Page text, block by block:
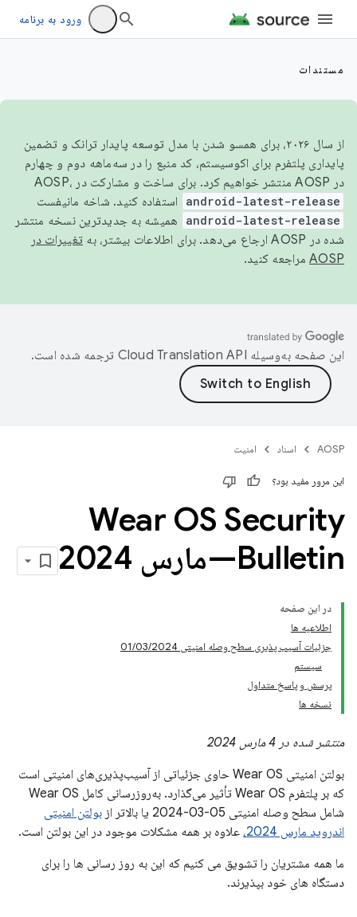
ورود به برنامه
مستندات
از سال ۲۰۲۶، برای همسو شدن با مدل توسعه پایدار ترانک و تضمین
پایداری پلتفرم برای اکوسیستم، کد منبع را در سه‌ماهه دوم و چهارم
در AOSP منتشر خواهیم کرد. برای ساخت و مشارکت در AOSP،
android-latest-release استفاده کنید. شاخه مانیفست
android-latest-release
همیشه به جدیدترین نسخه منتشر
شده در AOSP ارجاع می‌دهد. برای اطلاعات بیشتر، به
تغییرات در
AOSP مراجعه کنید.
این صفحه به‌وسیله ترجمه شده است.
AOSP اسناد امنیت
این مرور مفید بود؟
Wear OS Security
Bulletin—مارس 2024
در این صفحه
اطلاعیه ها
جزئیات آسیب پذیری سطح وصله امنیتی 01/03/2024
سیستم
پرسش و پاسخ متداول
نسخه ها
منتشر شده در 4 مارس 2024
بولتن امنیتی Wear OS حاوی جزئیاتی از آسیب‌پذیری‌های امنیتی است
که بر پلتفرم Wear OS تأثیر می‌گذارد. به‌روزرسانی کامل Wear OS
شامل سطح وصله امنیتی 05-03-2024 یا بالاتر از
بولتن امنیتی
اندروید مارس 2024،
علاوه بر همه مشکلات موجود در این بولتن است.
ما همه مشتریان را تشویق می کنیم که این به روز رسانی ها را برای
دستگاه های خود بپذیرند.